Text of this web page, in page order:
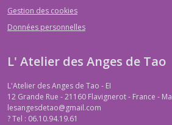
Gestion des cookies
Données personnelles
L' Atelier des Anges de Tao
L'Atelier des Anges de Tao - EI
12 Grande Rue - 21160 Flavignerot - France -
lesangesdetao@gmail.com
?Tel : 06.10.94.19.61